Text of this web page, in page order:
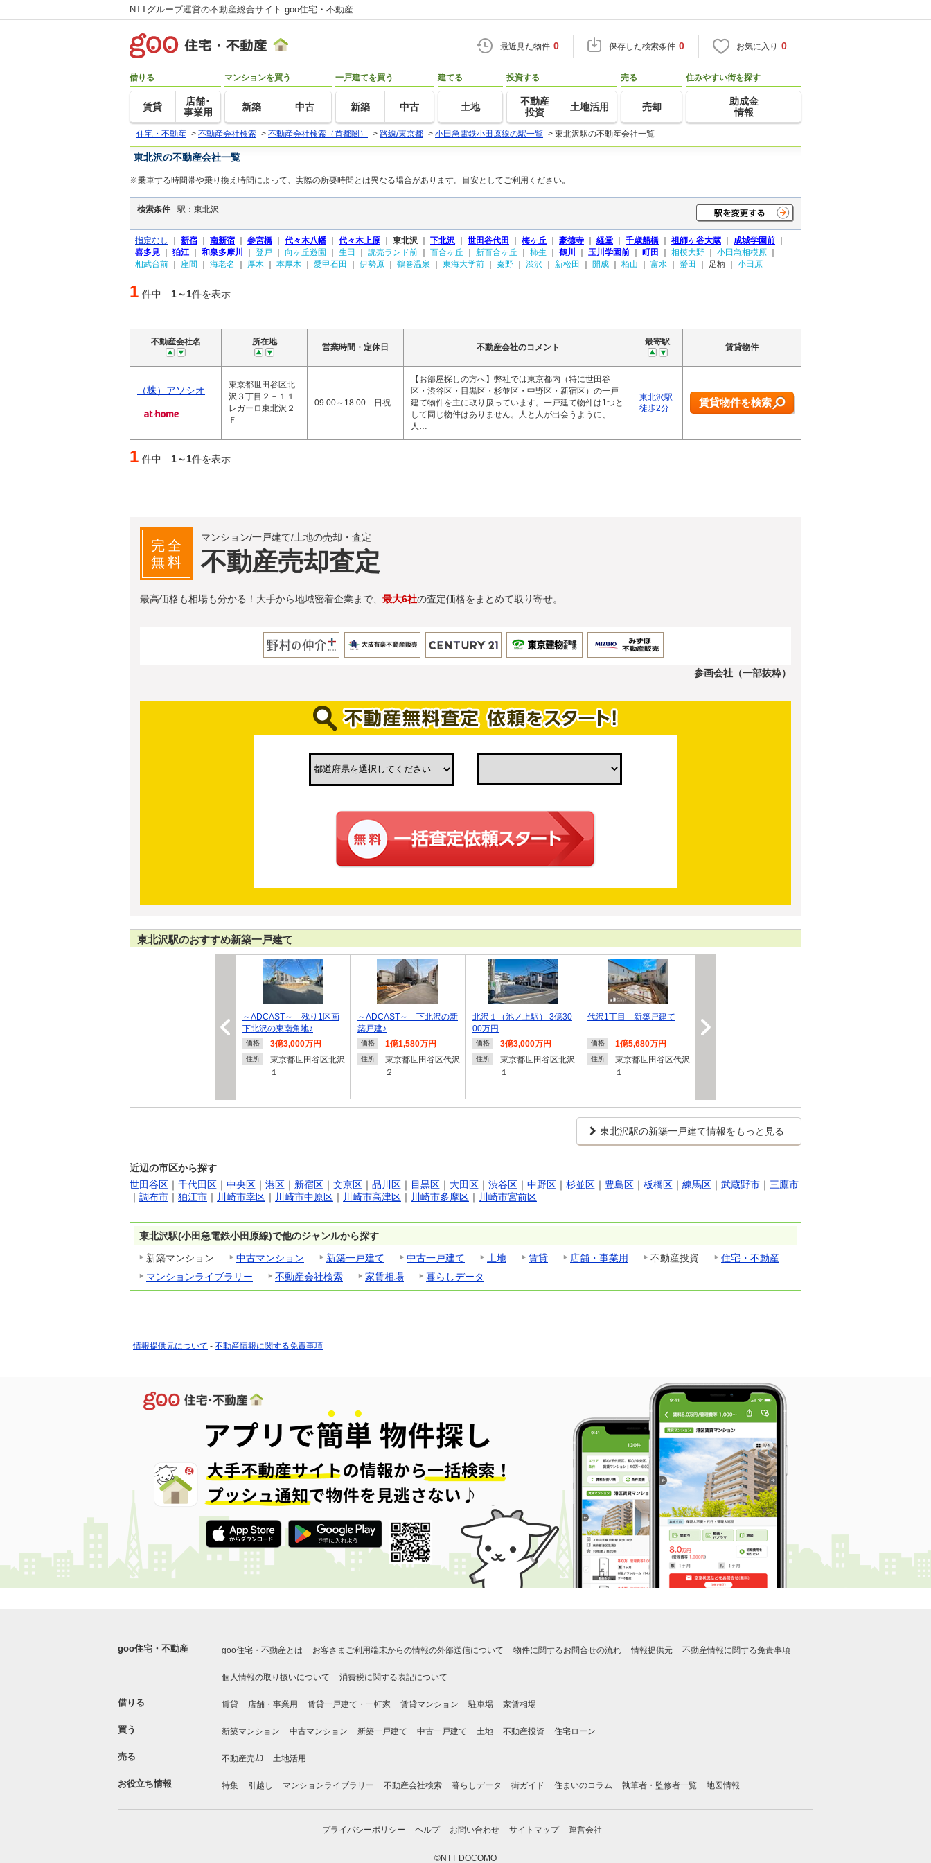
NTTグループ運営の不動産総合サイト goo住宅・不動産
最近見た物件 0 保存した検索条件 0 お気に入り 0
借りる
賃貸
店舗･
事業用
マンションを買う
新築 中古
一戸建てを買う
新築 中古
建てる
土地
投資する
不動産
投資
土地活用
売る
売却
住みやすい街を探す
助成金
情報
住宅・不動産 > 不動産会社検索 > 不動産会社検索（首都圏） > 路線/東京都 > 小田急電鉄小田原線の駅一覧 > 東北沢駅の不動産会社一覧
東北沢の不動産会社一覧
※乗車する時間帯や乗り換え時間によって、実際の所要時間とは異なる場合があります。目安としてご利用ください。
検索条件 駅：東北沢
指定なし ｜ 新宿 ｜ 南新宿 ｜ 参宮橋 ｜ 代々木八幡 ｜ 代々木上原 ｜ 東北沢 ｜ 下北沢 ｜ 世田谷代田 ｜ 梅ヶ丘 ｜ 豪徳寺 ｜ 経堂 ｜ 千歳船橋 ｜ 祖師ヶ谷大蔵 ｜ 成城学園前 ｜
喜多見 ｜ 狛江 ｜ 和泉多摩川 ｜ 登戸 ｜ 向ヶ丘遊園 ｜ 生田 ｜ 読売ランド前 ｜ 百合ヶ丘 ｜ 新百合ヶ丘 ｜ 柿生 ｜ 鶴川 ｜ 玉川学園前 ｜ 町田 ｜ 相模大野 ｜ 小田急相模原 ｜
相武台前 ｜ 座間 ｜ 海老名 ｜ 厚木 ｜ 本厚木 ｜ 愛甲石田 ｜ 伊勢原 ｜ 鶴巻温泉 ｜ 東海大学前 ｜ 秦野 ｜ 渋沢 ｜ 新松田 ｜ 開成 ｜ 栢山 ｜ 富水 ｜ 螢田 ｜ 足柄 ｜ 小田原
1 件中 1～1件を表示
不動産会社名 所在地
営業時間・定休日 不動産会社のコメント
最寄駅
賃貸物件
（株）アソシオ
東京都世田谷区北
沢３丁目２－１１
レガーロ東北沢２
Ｆ
09:00～18:00 日祝
【お部屋探しの方へ】弊社では東京都内（特に世田谷
区・渋谷区・目黒区・杉並区・中野区・新宿区）の一戸
建て物件を主に取り扱っています。一戸建て物件は1つと
して同じ物件はありません。人と人が出会うように、
人…
東北沢駅
徒歩2分
賃貸物件を検索
1 件中 1～1件を表示
完全
無料
マンション/一戸建て/土地の売却・査定
不動産売却査定
最高価格も相場も分かる！大手から地域密着企業まで、 最大6社の査定価格をまとめて取り寄せ。
参画会社（一部抜粋）
東北沢駅のおすすめ新築一戸建て
～ADCAST～ 残り1区画
下北沢の東南角地♪
価格 3億3,000万円
住所
東京都世田谷区北沢
１
～ADCAST～ 下北沢の新
築戸建♪
価格 1億1,580万円
住所
東京都世田谷区代沢
２
北沢１（池ノ上駅） 3億30
00万円
価格 3億3,000万円
住所
東京都世田谷区北沢
１
代沢1丁目 新築戸建て
価格 1億5,680万円
住所
東京都世田谷区代沢
１
東北沢駅の新築一戸建て情報をもっと見る
近辺の市区から探す
世田谷区 ｜ 千代田区 ｜ 中央区 ｜ 港区 ｜ 新宿区 ｜ 文京区 ｜ 品川区 ｜ 目黒区 ｜ 大田区 ｜ 渋谷区 ｜ 中野区 ｜ 杉並区 ｜ 豊島区 ｜ 板橋区 ｜ 練馬区 ｜ 武蔵野市 ｜ 三鷹市
｜ 調布市 ｜ 狛江市 ｜ 川崎市幸区 ｜ 川崎市中原区 ｜ 川崎市高津区 ｜ 川崎市多摩区 ｜ 川崎市宮前区
東北沢駅(小田急電鉄小田原線)で他のジャンルから探す
新築マンション
中古マンション 新築一戸建て 中古一戸建て 土地 賃貸 店舗・事業用 不動産投資
住宅・不動産
マンションライブラリー
不動産会社検索 家賃相場 暮らしデータ
情報提供元について - 不動産情報に関する免責事項
goo住宅・不動産 goo住宅・不動産とは お客さまご利用端末からの情報の外部送信について 物件に関するお問合せの流れ 情報提供元 不動産情報に関する免責事項
個人情報の取り扱いについて 消費税に関する表記について
借りる 賃貸 店舗・事業用 賃貸一戸建て・一軒家 賃貸マンション 駐車場 家賃相場
買う 新築マンション 中古マンション 新築一戸建て 中古一戸建て 土地 不動産投資 住宅ローン
売る 不動産売却 土地活用
お役立ち情報 特集 引越し マンションライブラリー 不動産会社検索 暮らしデータ 街ガイド 住まいのコラム 執筆者・監修者一覧 地図情報
プライバシーポリシー ヘルプ お問い合わせ サイトマップ 運営会社
©NTT DOCOMO